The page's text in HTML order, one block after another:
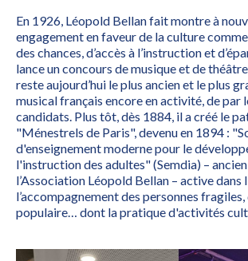
En 1926, Léopold Bellan fait montre à
engagement en faveur de la culture
des chances, d’accès à l’instruction et
lance un concours de musique et de
reste aujourd’hui le plus ancien et le plus
musical français encore en activité, de par
candidats. Plus tôt, dès 1884, il a créé le
"Ménestrels de Paris", devenu en 1894 :
d'enseignement moderne pour le
l'instruction des adultes" (Semdia) –
l’Association Léopold Bellan – active dans
l’accompagnement des personnes
populaire… dont la pratique d'activités